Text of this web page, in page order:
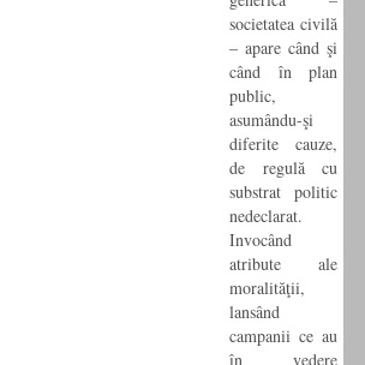
societatea civilă
– apare când şi
când în plan
public,
asumându-şi
diferite cauze,
de regulă cu
substrat politic
nedeclarat.
Invocând
atribute ale
moralităţii,
lansând
campanii ce au
în vedere